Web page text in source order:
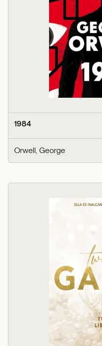
1984
Orwell, George